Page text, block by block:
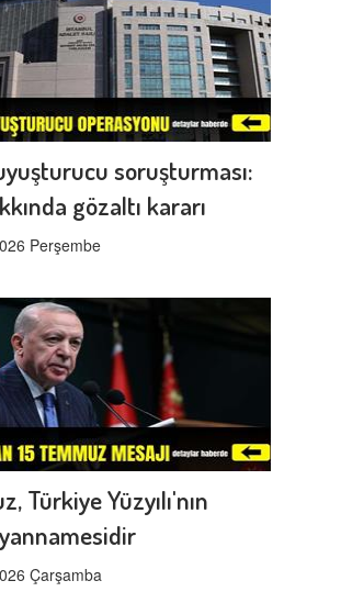
soruşturması:
gözaltı kararı
Perşembe
Türkiye Yüzyılı'nın
Çarşamba